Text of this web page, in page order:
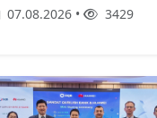
07.08.2026 • 3429